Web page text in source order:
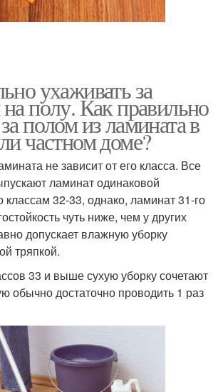
ухаживать за
полу. Как правильно
полом из ламината в
частном доме?
не зависит от его класса. Все
ламинат одинаковой
классам 32-33, однако, ламинат 31-го
чуть ниже, чем у других
допускает влажную уборку
тряпкой.
33 и выше сухую уборку сочетают
обычно достаточно проводить 1 раз